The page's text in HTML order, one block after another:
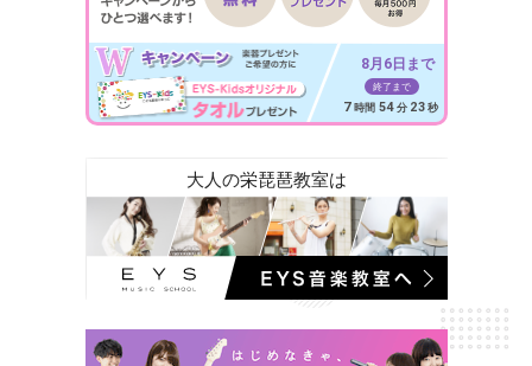
8月6日まで
終了まで
7 時間 54 分 21 秒
大人の栄琵琶教室は